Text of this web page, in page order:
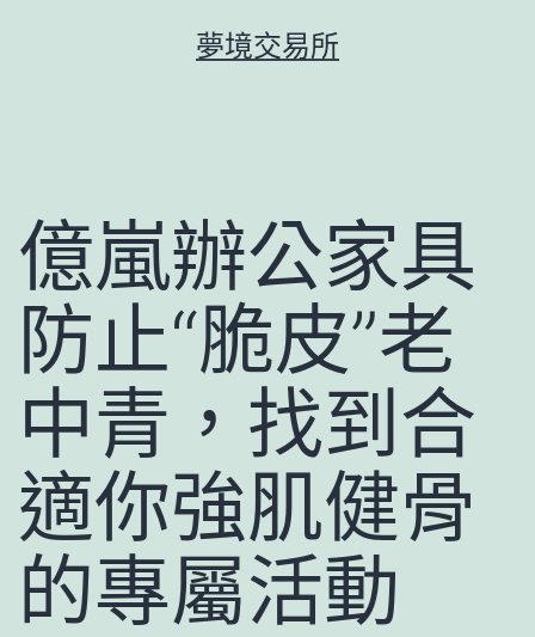
夢境交易所
億嵐辦公家具
防止“脆皮”老
中青，找到合
適你強肌健骨
的專屬活動